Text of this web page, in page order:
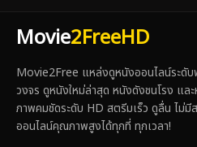
Movie2FreeHD
Movie2Free แหล่งดูหนังออนไลน์ระดั
วงจร ดูหนังใหม่ล่าสุด หนังดังชนโรง แ
ภาพคมชัดระดับ HD สตรีมเร็ว ดูลื่น ไม่
ออนไลน์คุณภาพสูงได้ทุกที่ ทุกเวลา!